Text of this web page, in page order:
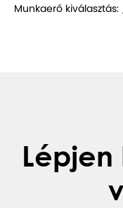
Munkaerő kiválasztás: